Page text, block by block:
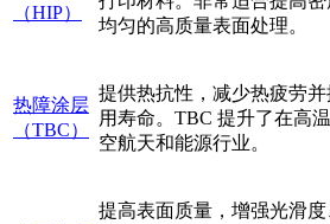
（HIP）
均匀的高质量表面处理。
热障涂层
（TBC）
提供热抗性，减少热疲劳
用寿命。TBC 提升了在高
空航天和能源行业。
提高表面质量，增强光滑度